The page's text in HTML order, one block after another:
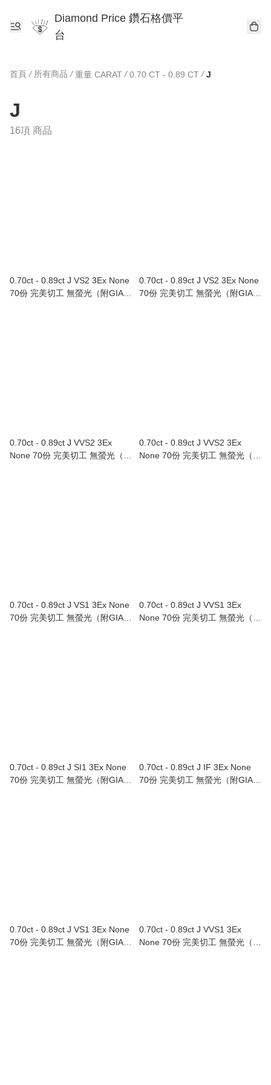
Diamond Price 鑽石格價平
台
首頁 / 所有商品 / 重量 CARAT / 0.70 CT - 0.89 CT / J
J
16項 商品
0.70ct - 0.89ct J VS2 3Ex None
70份 完美切工 無螢光（附GIA證
0.70ct - 0.89ct J VS2 3Ex None
70份 完美切工 無螢光（附GIA證
0.70ct - 0.89ct J VVS2 3Ex
None 70份 完美切工 無螢光（附
0.70ct - 0.89ct J VVS2 3Ex
None 70份 完美切工 無螢光（附
0.70ct - 0.89ct J VS1 3Ex None
70份 完美切工 無螢光（附GIA證
0.70ct - 0.89ct J VVS1 3Ex
None 70份 完美切工 無螢光（附
0.70ct - 0.89ct J SI1 3Ex None
70份 完美切工 無螢光（附GIA證
0.70ct - 0.89ct J IF 3Ex None
70份 完美切工 無螢光（附GIA證
0.70ct - 0.89ct J VS1 3Ex None
70份 完美切工 無螢光（附GIA證
0.70ct - 0.89ct J VVS1 3Ex
None 70份 完美切工 無螢光（附